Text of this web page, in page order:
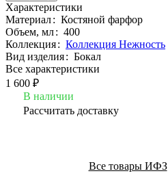
Характеристики
Материал: Костяной фарфор
Объем, мл: 400
Коллекция: Коллекция Нежность
Вид изделия: Бокал
Все характеристики
1 600 ₽
В наличии
Рассчитать доставку
Все товары ИФЗ